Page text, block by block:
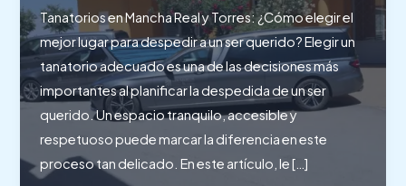
Tanatorios en Mancha Real y Torres: ¿Cómo elegir el
mejor lugar para despedir a un ser querido? Elegir un
tanatorio adecuado es una de las decisiones más
importantes al planificar la despedida de un ser
querido. Un espacio tranquilo, accesible y
respetuoso puede marcar la diferencia en este
proceso tan delicado. En este artículo, le […]